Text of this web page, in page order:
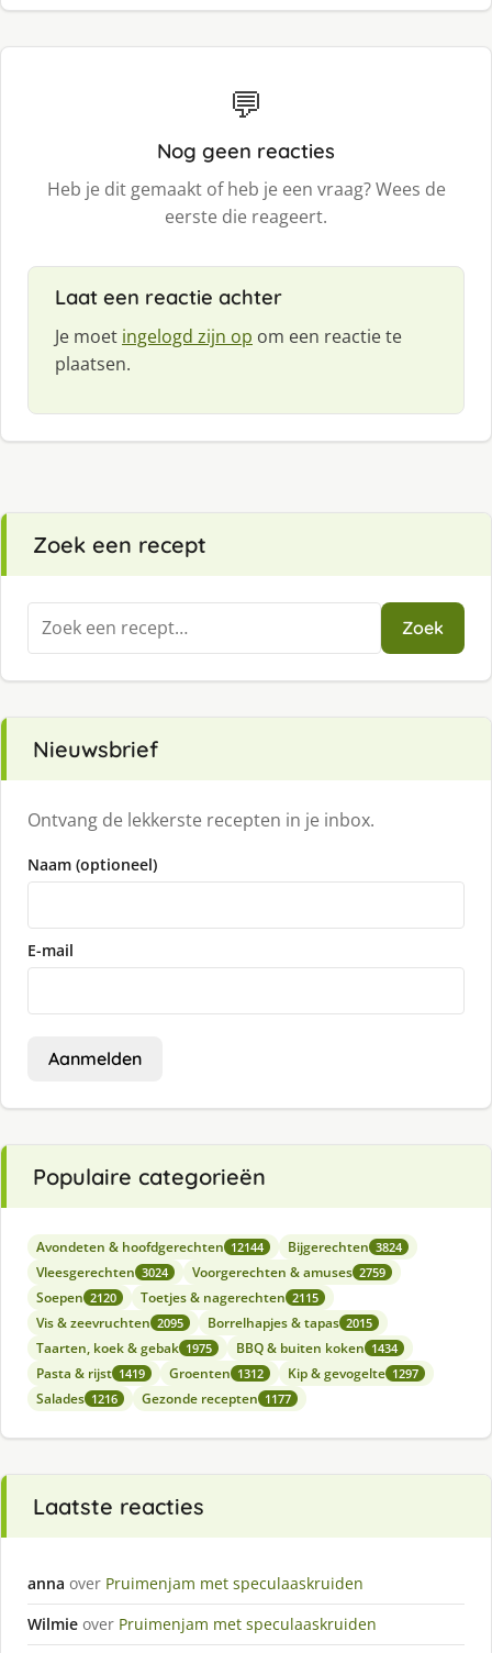
💬
Nog geen reacties
Heb je dit gemaakt of heb je een vraag? Wees de
eerste die reageert.
Laat een reactie achter
Je moet ingelogd zijn op om een reactie te
plaatsen.
Zoek een recept
Zoeken
naar:
Zoek
Nieuwsbrief
Ontvang de lekkerste recepten in je inbox.
Naam (optioneel)
E-mail
Aanmelden
Populaire categorieën
Avondeten & hoofdgerechten 12144 Bijgerechten 3824
Vleesgerechten 3024 Voorgerechten & amuses 2759
Soepen 2120 Toetjes & nagerechten 2115
Vis & zeevruchten 2095 Borrelhapjes & tapas 2015
Taarten, koek & gebak 1975 BBQ & buiten koken 1434
Pasta & rijst 1419 Groenten 1312 Kip & gevogelte 1297
Salades 1216 Gezonde recepten 1177
Laatste reacties
anna over Pruimenjam met speculaaskruiden
Wilmie over Pruimenjam met speculaaskruiden